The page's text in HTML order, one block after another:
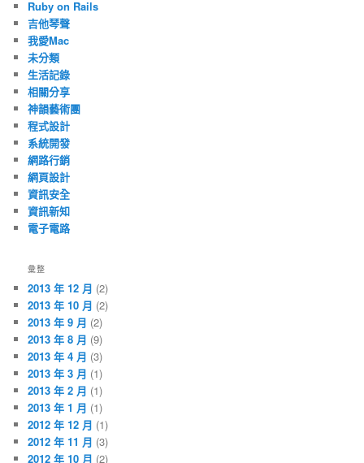
Ruby on Rails
吉他琴聲
我愛Mac
未分類
生活記錄
相關分享
神韻藝術團
程式設計
系統開發
網路行銷
網頁設計
資訊安全
資訊新知
電子電路
彙整
2013 年 12 月 (2)
2013 年 10 月 (2)
2013 年 9 月 (2)
2013 年 8 月 (9)
2013 年 4 月 (3)
2013 年 3 月 (1)
2013 年 2 月 (1)
2013 年 1 月 (1)
2012 年 12 月 (1)
2012 年 11 月 (3)
2012 年 10 月 (2)